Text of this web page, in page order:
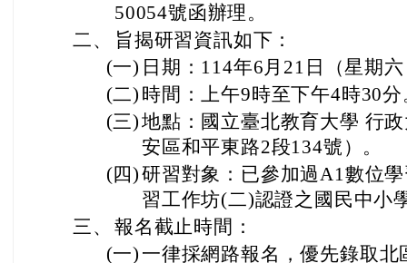
50054號函辦理。
二、
旨揭研習資訊如下：
(一) 日期：114年6月21日（星期
(二) 時間：上午9時至下午4時30分
(三)地點：國立臺北教育大學 行
安區和平東路2段134號）。
(四)研習對象：已參加過A1數位
習工作坊(二)認證之國民中小
三、 報名截止時間：
(一) 一律採網路報名，優先錄取